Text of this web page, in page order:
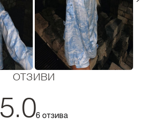
ОТЗИВИ
5.06 отзива